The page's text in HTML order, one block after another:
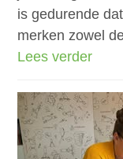
is gedurende
merken zowel
Lees verder